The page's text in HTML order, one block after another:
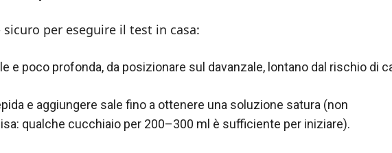
per eseguire il test in casa:
e poco profonda, da posizionare sul davanzale, lontano dal rischio di
e aggiungere sale fino a ottenere una soluzione satura (non
qualche cucchiaio per 200–300 ml è sufficiente per iniziare).